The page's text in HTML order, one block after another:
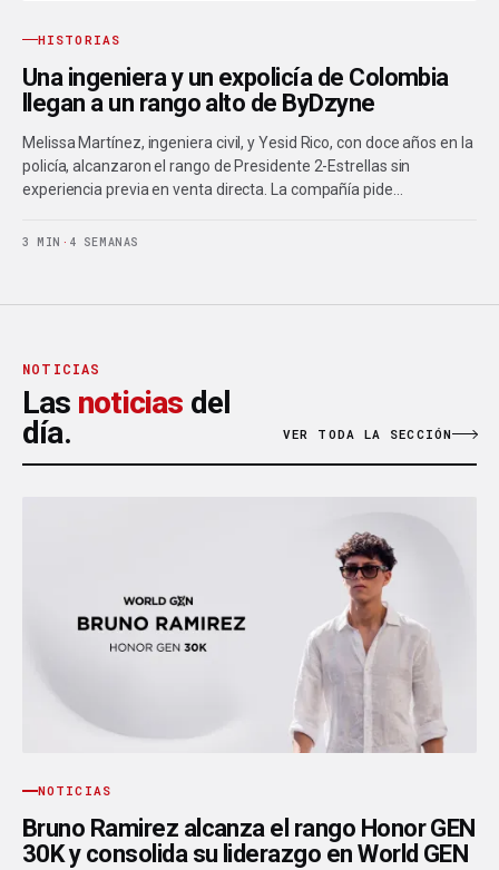
HISTORIAS
Una ingeniera y un expolicía de Colombia
llegan a un rango alto de ByDzyne
Melissa Martínez, ingeniera civil, y Yesid Rico, con doce años en la
policía, alcanzaron el rango de Presidente 2-Estrellas sin
experiencia previa en venta directa. La compañía pide…
3 MIN · 4 SEMANAS
NOTICIAS
Las noticias del
día.
VER TODA LA SECCIÓN
NOTICIAS
Bruno Ramirez alcanza el rango Honor GEN
30K y consolida su liderazgo en World GEN